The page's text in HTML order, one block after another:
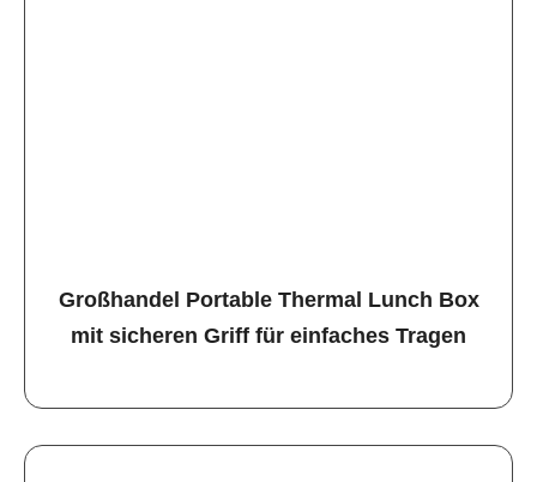
Großhandel Portable Thermal Lunch Box
mit sicheren Griff für einfaches Tragen